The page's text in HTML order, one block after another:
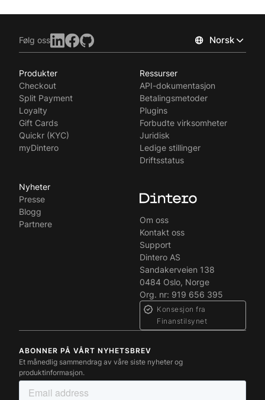
Følg oss Norsk
Produkter
Checkout
Split Payment
Loyalty
Gift Cards
Quickr (KYC)
myDintero
Ressurser
API-dokumentasjon
Betalingsmetoder
Plugins
Forbudte virksomheter
Juridisk
Ledige stillinger
Driftsstatus
Nyheter
Presse
Blogg
Partnere
Om oss
Kontakt oss
Support
Dintero AS
Sandakerveien 138
0484 Oslo, Norge
Org. nr: 919 656 395
Konsesjon fra
Finanstilsynet
ABONNER PÅ VÅRT NYHETSBREV
Et månedlig sammendrag av våre siste nyheter og
produktinformasjon.